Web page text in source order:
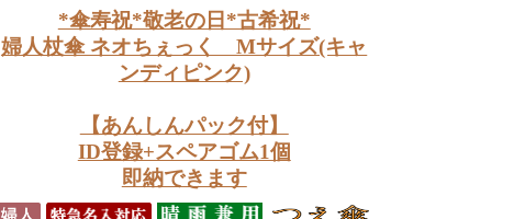
*傘寿祝*敬老の日*古希祝*
婦人杖傘 ネオちぇっく Mサイズ(キャ
ンディピンク)
【あんしんパック付】
ID登録+スペアゴム1個
即納できます